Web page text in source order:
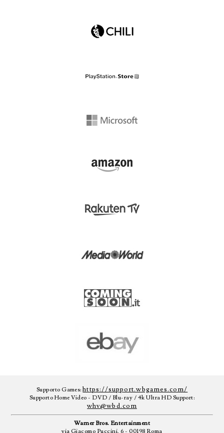
Supporto Games:https://support.wbgames.com/
Supporto Home Video - DVD / Blu-ray / 4k Ultra HD Support:
whv@wbd.com
Warner Bros. Entertainment
via Giacomo Puccini, 6 - 00198 Roma